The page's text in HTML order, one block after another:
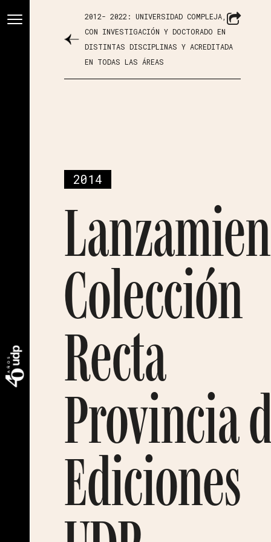
2012- 2022: UNIVERSIDAD COMPLEJA,
CON INVESTIGACIÓN Y DOCTORADO EN
DISTINTAS DISCIPLINAS Y ACREDITADA
EN TODAS LAS ÁREAS
2014
Colección
Recta
Provincia
Ediciones